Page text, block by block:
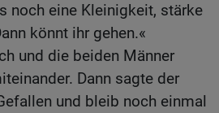
noch eine Kleinigkeit, stärke
könnt ihr gehen.«
und die beiden Männer
Dann sagte der
und bleib noch einmal